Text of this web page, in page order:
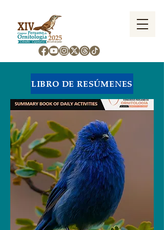
LIBRO DE RESÚMENES